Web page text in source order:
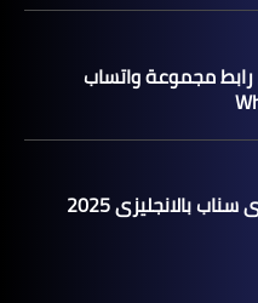
مجموعة واتساب
بالانجليزي 2025